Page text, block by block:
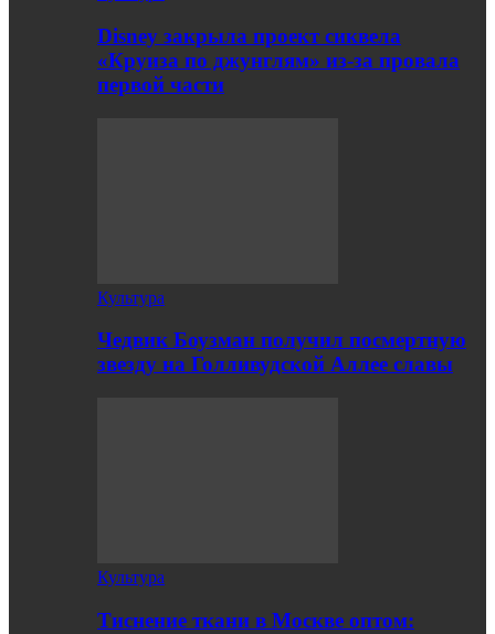
Disney закрыла проект сиквела
«Круиза по джунглям» из-за провала
первой части
Культура
Чедвик Боузман получил посмертную
звезду на Голливудской Аллее славы
Культура
Тиснение ткани в Москве оптом: